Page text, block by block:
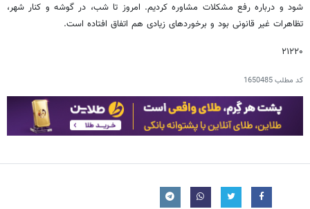
شود و درباره رفع مشکلات مشاوره کردیم. امروز تا شب، در گوشه و کنار شهر،
تظاهرات غیر قانونی بود و برخوردهای زیادی هم اتفاق افتاده است.
۲۱۲۲۰
کد مطلب1650485